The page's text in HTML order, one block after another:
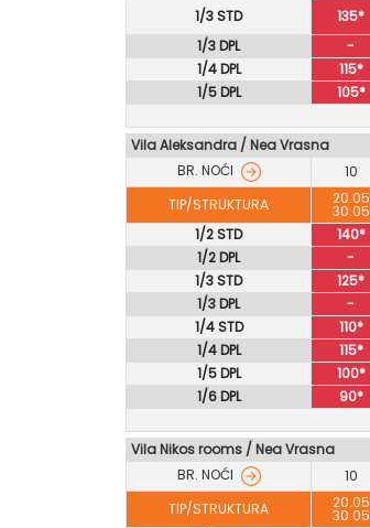
1/3 STD
135*
1/3 DPL
-
1/4 DPL
115*
1/5 DPL
105*
Vila Aleksandra / Nea Vrasna
BR. NOĆI
10
TIP/STRUKTURA
20.05
30.05
1/2 STD
140*
1/2 DPL
-
1/3 STD
125*
1/3 DPL
-
1/4 STD
110*
1/4 DPL
115*
1/5 DPL
100*
1/6 DPL
90*
Vila Nikos rooms / Nea Vrasna
BR. NOĆI
10
TIP/STRUKTURA
20.05
30.05